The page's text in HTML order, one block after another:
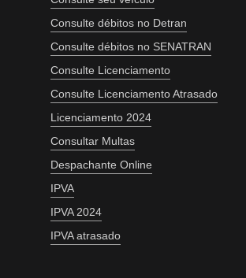
Consulte débitos no Detran
Consulte débitos no SENATRAN
Consulte Licenciamento
Consulte Licenciamento Atrasado
Licenciamento 2024
Consultar Multas
Despachante Online
IPVA
IPVA 2024
IPVA atrasado